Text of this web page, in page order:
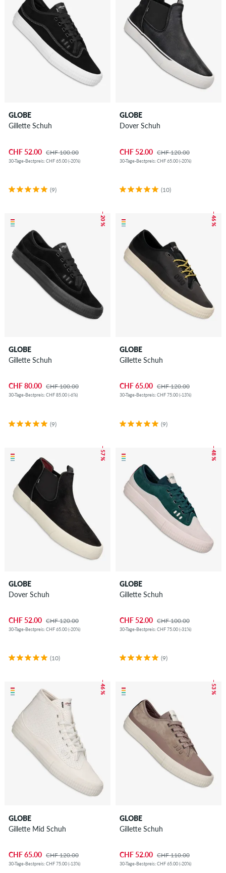
GLOBE
Gillette Schuh
CHF 52.00 CHF 100.00
30-Tage-Bestpreis: CHF 65.00 (-20%)
(9)
GLOBE
Dover Schuh
CHF 52.00 CHF 120.00
30-Tage-Bestpreis: CHF 65.00 (-20%)
(10)
– 20 %
GLOBE
Gillette Schuh
CHF 80.00 CHF 100.00
30-Tage-Bestpreis: CHF 85.00 (-6%)
(9)
– 46 %
GLOBE
Gillette Schuh
CHF 65.00 CHF 120.00
30-Tage-Bestpreis: CHF 75.00 (-13%)
(9)
– 57 %
GLOBE
Dover Schuh
CHF 52.00 CHF 120.00
30-Tage-Bestpreis: CHF 65.00 (-20%)
(10)
– 48 %
GLOBE
Gillette Schuh
CHF 52.00 CHF 100.00
30-Tage-Bestpreis: CHF 75.00 (-31%)
(9)
– 46 %
GLOBE
Gillette Mid Schuh
CHF 65.00 CHF 120.00
30-Tage-Bestpreis: CHF 75.00 (-13%)
– 53 %
GLOBE
Gillette Schuh
CHF 52.00 CHF 110.00
30-Tage-Bestpreis: CHF 65.00 (-20%)